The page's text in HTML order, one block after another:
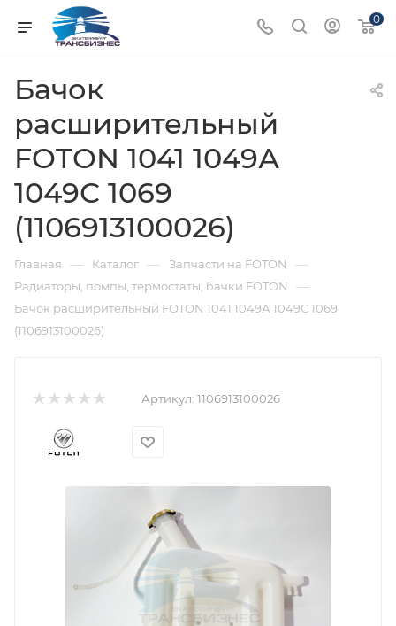
0
Бачок
расширительный
FOTON 1041 1049А
1049С 1069
(1106913100026)
Главная — Каталог — Запчасти на FOTON —
Радиаторы, помпы, термостаты, бачки FOTON —
Бачок расширительный FOTON 1041 1049А 1049С 1069
(1106913100026)
Артикул: 1106913100026